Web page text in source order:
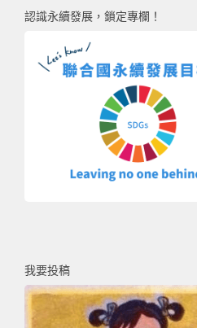
認識永續發展，鎖定專欄！
我要投稿